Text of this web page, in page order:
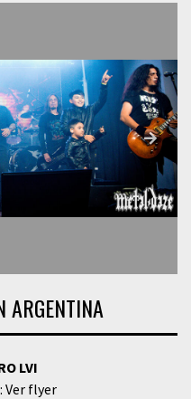
ARGENTINA
LVI
Ver flyer